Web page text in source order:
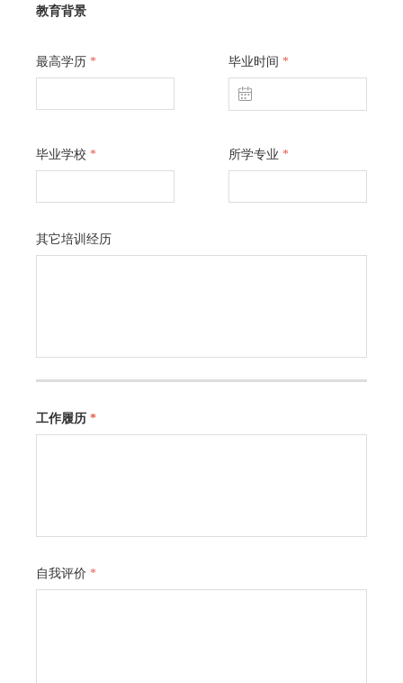
教育背景
最高学历 * 毕业时间 *
ꅄ
毕业学校 * 所学专业 *
其它培训经历
工作履历 *
自我评价 *